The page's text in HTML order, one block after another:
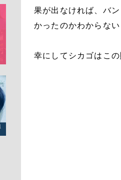
果が出なければ、バ
かったのかわからな
幸にしてシカゴはこの